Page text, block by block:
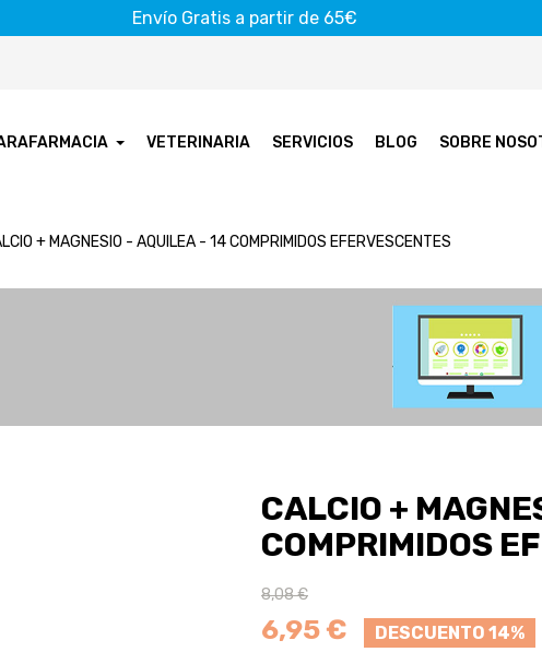
Envío Gratis a partir de 65€
VETERINARIA SERVICIOS BLOG SOBRE
+ MAGNESIO - AQUILEA - 14 COMPRIMIDOS EFERVESCENTES
CALCIO +
COMPRIMIDOS
8,08 €
6,95 € DESCUENTO 14%